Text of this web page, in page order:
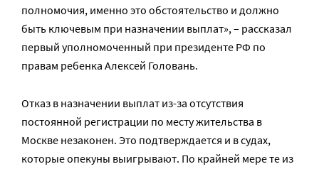
полномочия, именно это обстоятельство и должно
быть ключевым при назначении выплат», – рассказал
первый уполномоченный при президенте РФ по
правам ребенка Алексей Головань.
Отказ в назначении выплат из-за отсутствия
постоянной регистрации по месту жительства в
Москве незаконен. Это подтверждается и в судах,
которые опекуны выигрывают. По крайней мере те из